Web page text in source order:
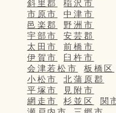
斜里郡
稲沢市
市原市
中津市
邑楽郡
野洲市
宇部市
安芸郡
太田市
前橋市
伊賀市
臼杵市
会津若松市
板橋区
小松市
北蒲原郡
平塚市
見附市
網走市
杉並区
関